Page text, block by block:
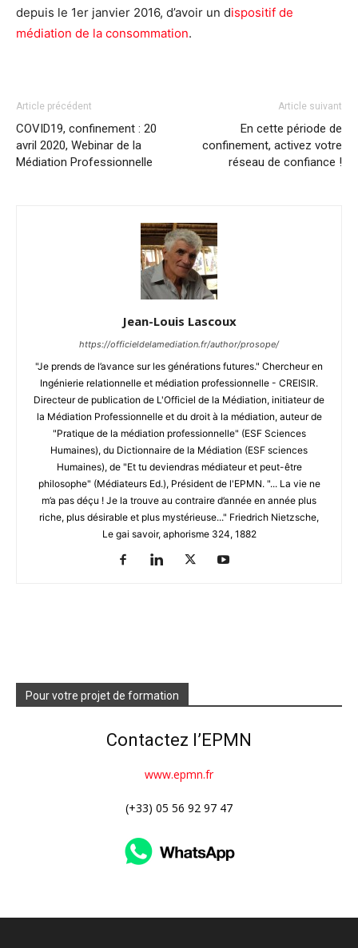
depuis le 1er janvier 2016, d’avoir un dispositif de
médiation de la consommation.
Article précédent
COVID19, confinement : 20
avril 2020, Webinar de la
Médiation Professionnelle
Article suivant
En cette période de
confinement, activez votre
réseau de confiance !
Jean-Louis Lascoux
https://officieldelamediation.fr/author/prosope/
"Je prends de l’avance sur les générations futures." Chercheur en
Ingénierie relationnelle et médiation professionnelle - CREISIR.
Directeur de publication de L'Officiel de la Médiation, initiateur de
la Médiation Professionnelle et du droit à la médiation, auteur de
"Pratique de la médiation professionnelle" (ESF Sciences
Humaines), du Dictionnaire de la Médiation (ESF sciences
Humaines), de "Et tu deviendras médiateur et peut-être
philosophe" (Médiateurs Ed.), Président de l'EPMN. "... La vie ne
m’a pas déçu ! Je la trouve au contraire d’année en année plus
riche, plus désirable et plus mystérieuse..." Friedrich Nietzsche,
Le gai savoir, aphorisme 324, 1882
Pour votre projet de formation
Contactez l’EPMN
www.epmn.fr
(+33) 05 56 92 97 47